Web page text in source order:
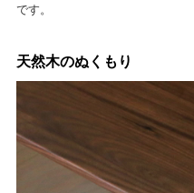
です。
天然木のぬくもり